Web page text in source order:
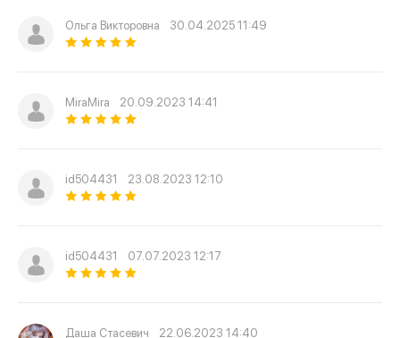
Ольга Викторовна 30.04.2025 11:49
MiraMira 20.09.2023 14:41
id504431 23.08.2023 12:10
id504431 07.07.2023 12:17
Даша Стасевич 22.06.2023 14:40